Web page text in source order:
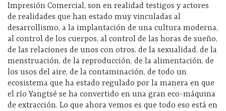
Impresión Comercial, son en realidad testigos y actores
de realidades que han estado muy vinculadas al
desarrollismo, a la implantación de una cultura moderna,
al control de los cuerpos, al control de las horas de sueño,
de las relaciones de unos con otros, de la sexualidad, de la
menstruación, de la reproducción, de la alimentación, de
los usos del aire, de la contaminación, de todo un
ecosistema que ha estado regulado por la manera en que
el río Yangtsé se ha convertido en una gran eco-máquina
de extracción. Lo que ahora vemos es que todo eso está en